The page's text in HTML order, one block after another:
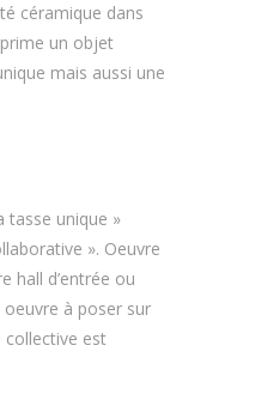
céramique dans
un objet
mais aussi une
tasse unique »
». Oeuvre
hall d’entrée ou
à poser sur
collective est